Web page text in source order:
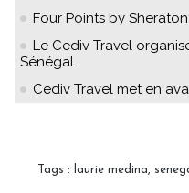
Four Points by
Le Cediv Travel
Sénégal
Cediv Travel met en
Tags : laurie medina